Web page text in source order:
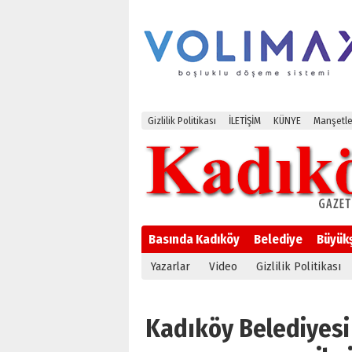
Gizlilik Politikası İLETİŞİM KÜNYE
Basında Kadıköy Belediye
Yazarlar Video Gizlilik Politikası
Kadıköy